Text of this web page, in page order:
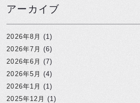
アーカイブ
2026年8月 (1)
2026年7月 (6)
2026年6月 (7)
2026年5月 (4)
2026年1月 (1)
2025年12月 (1)